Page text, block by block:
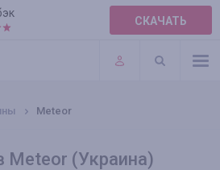
СКАЧАТЬ
Meteor
Meteor (Украина)